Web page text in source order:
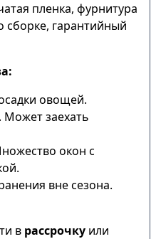
пленка, фурнитура
сборке, гарантийный
овощей.
заехать
окон с
вне сезона.
в рассрочку или